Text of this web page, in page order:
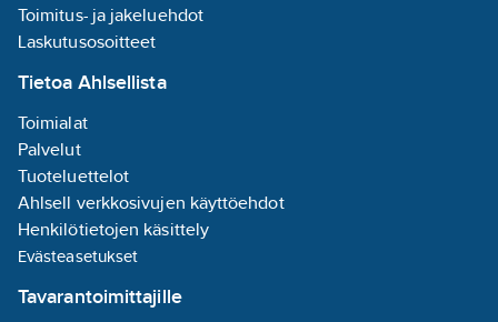
Toimitus- ja jakeluehdot
Laskutusosoitteet
Tietoa Ahlsellista
Toimialat
Palvelut
Tuoteluettelot
Ahlsell verkkosivujen käyttöehdot
Henkilötietojen käsittely
Evästeasetukset
Tavarantoimittajille